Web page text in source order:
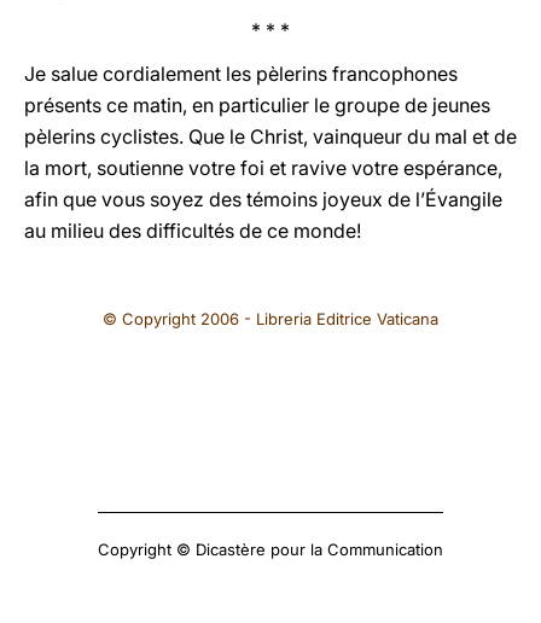
* * *
Je salue cordialement les pèlerins francophones
présents ce matin, en particulier le groupe de jeunes
pèlerins cyclistes. Que le Christ, vainqueur du mal et de
la mort, soutienne votre foi et ravive votre espérance,
afin que vous soyez des témoins joyeux de l’Évangile
au milieu des difficultés de ce monde!
© Copyright 2006 - Libreria Editrice Vaticana
Copyright © Dicastère pour la Communication